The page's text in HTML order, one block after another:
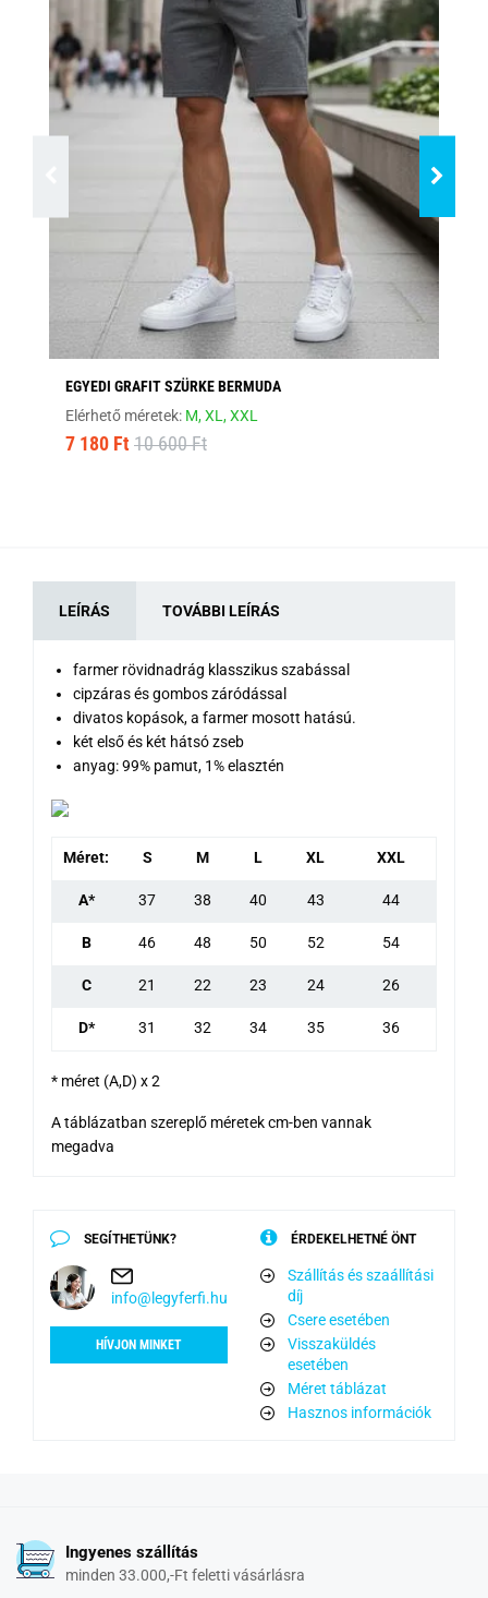
EGYEDI GRAFIT SZÜRKE BERMUDA
Elérhető méretek: M,XL,XXL
7 180 Ft 10 600 Ft
LEÍRÁS TOVÁBBI LEÍRÁS
farmer rövidnadrág klasszikus szabással
cipzáras és gombos záródással
divatos kopások, a farmer mosott hatású.
két első és két hátsó zseb
anyag: 99% pamut, 1% elasztén
Méret: S M L XL XXL
A* 37 38 40 43 44
B 46 48 50 52 54
C 21 22 23 24 26
D* 31 32 34 35 36
* méret (A,D) x 2
A táblázatban szereplő méretek cm-ben vannak
megadva
SEGÍTHETÜNK?
info@legyferfi.hu
HÍVJON MINKET
ÉRDEKELHETNÉ ÖNT
Szállítás és szaállítási
díj
Csere esetében
Visszaküldés
esetében
Méret táblázat
Hasznos információk
Ingyenes szállítás
minden 33.000,-Ft feletti vásárlásra